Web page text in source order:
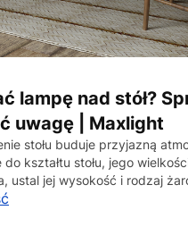
lampę nad stół?
uwagę | Maxlight
stołu buduje przyjazną
do kształtu stołu, jego
ustal jej wysokość i rodzaj